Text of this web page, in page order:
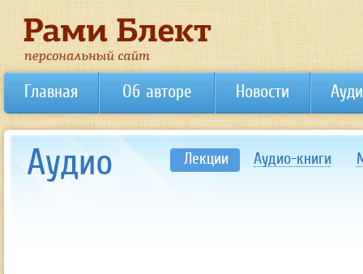
Главная Об авторе Новости
Лекции Аудио-книги
Аудио